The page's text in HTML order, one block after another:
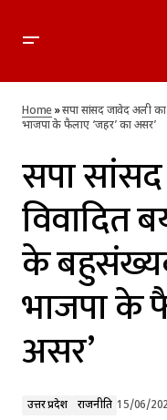
समाज पर भाजपा के फैलाए
Home»सपा सांसद जावेद अली
भाजपा के फैलाए ‘जहर’ का असर’
सपा
विवादित
के
भाजपा के
असर’
उत्तर प्रदेश राजनीति 15/06/